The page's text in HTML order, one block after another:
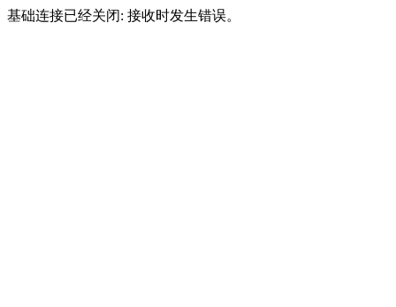
基础连接已经关闭: 接收时发生错误。